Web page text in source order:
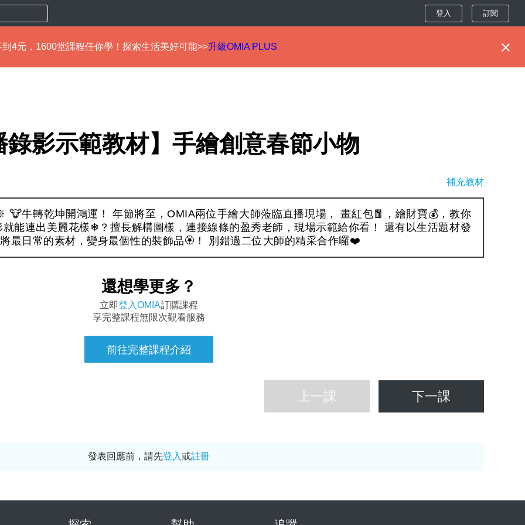
登入 訂閱
到4元，1600堂課程任你學！探索生活美好可能>>升級OMIA PLUS
錄影示範教材】手繪創意春節小物
補充教材
牛轉乾坤開鴻運！ 年節將至，OMIA兩位手繪大師蒞臨直播現場， 畫紅包🧧，繪財寶💰，教你
能連出美麗花樣❄？擅長解構圖樣，連接線條的盈秀老師，現場示範給你看！ 還有以生活題材發
最日常的素材，變身最個性的裝飾品🏵！ 別錯過二位大師的精采合作囉❤️
還想學更多？
立即登入OMIA訂購課程
享完整課程無限次觀看服務
前往完整課程介紹
上一課 下一課
發表回應前，請先登入或註冊